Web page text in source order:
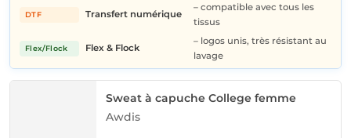
DTF Transfert numérique
– compatible avec tous les
tissus
Flex/Flock Flex & Flock
– logos unis, très résistant au
lavage
Sweat à capuche College femme
Awdis